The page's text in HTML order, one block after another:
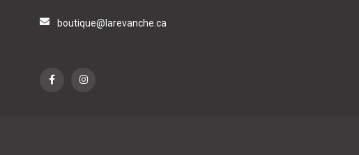
boutique@larevanche.ca